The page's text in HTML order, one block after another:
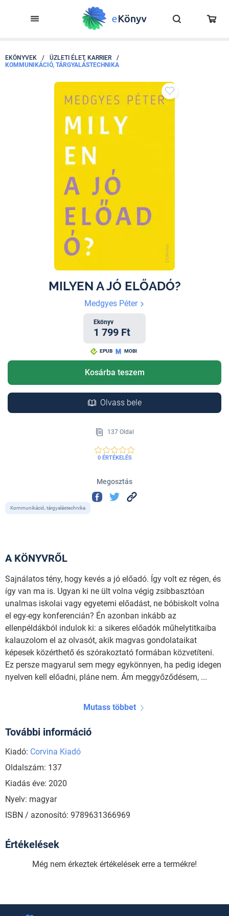
EKÖNYVEK / ÜZLETI ÉLET, KARRIER
/
KOMMUNIKÁCIÓ, TÁRGYALÁSTECHNIKA
MILYEN A JÓ ELŐADÓ?
Medgyes Péter
Ekönyv
1 799 Ft
EPUB MOBI
Kosárba teszem
Olvass bele
137 Oldal
0 ÉRTÉKELÉS
Megosztás
Kommunikáció, tárgyalástechnika
A KÖNYVRŐL
Sajnálatos tény, hogy kevés a jó előadó. Így volt ez régen, és
így van ma is. Ugyan ki ne ült volna végig zsibbasztóan
unalmas iskolai vagy egyetemi előadást, ne bóbiskolt volna
el egy-egy konferencián? Én azonban inkább az
ellenpéldákból indulok ki: a sikeres előadók műhelytitkaiba
kalauzolom el az olvasót, akik magvas gondolataikat
képesek közérthető és szórakoztató formában közvetíteni.
Ez persze magyarul sem megy egykönnyen, ha pedig idegen
nyelven kell előadni, pláne nem. Ám meggyőződésem, ...
Mutass többet
További információ
Kiadó: Corvina Kiadó
Oldalszám: 137
Kiadás éve: 2020
Nyelv: magyar
ISBN / azonosító: 9789631366969
Értékelések
Még nem érkeztek értékelések erre a termékre!